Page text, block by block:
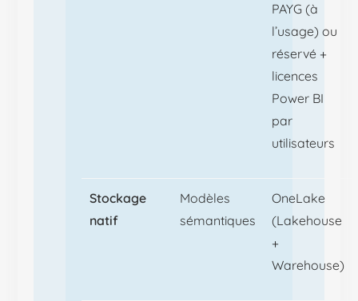
PAYG (à
l’usage) ou
réservé +
licences
Power BI
par
utilisateurs
Stockage
natif
Modèles
sémantiques
OneLake
(Lakehouse
+
Warehouse)